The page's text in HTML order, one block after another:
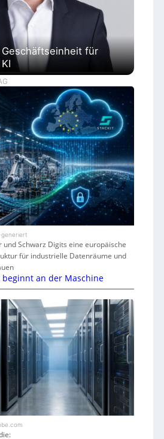
für
generiert
und Schwarz Digits eine europäische
für industrielle Datenräume und
an der Maschine